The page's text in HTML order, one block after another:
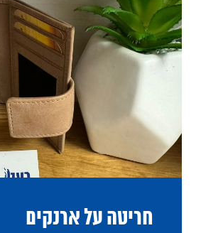
חריטה על ארנקים